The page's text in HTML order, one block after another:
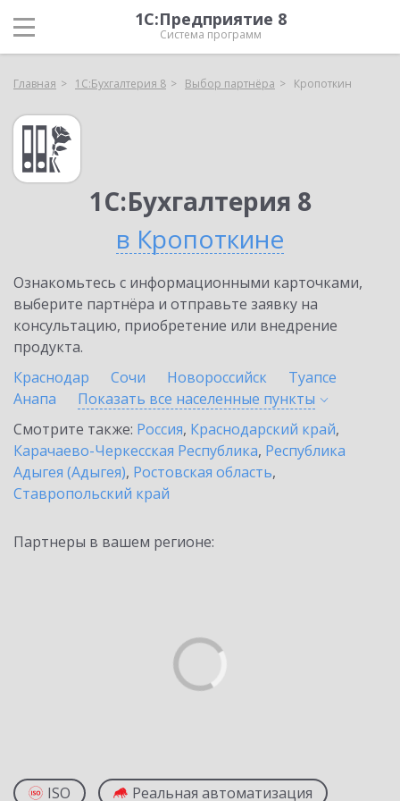
1С:Предприятие 8
Система программ
Главная 1С:Бухгалтерия 8 Выбор партнёра Кропоткин
1С:Бухгалтерия 8
в Кропоткине
Ознакомьтесь с информационными карточками,
выберите партнёра и отправьте заявку на
консультацию, приобретение или внедрение
продукта.
Краснодар
Сочи Новороссийск
Туапсе
Анапа
Показать все населенные пункты
Смотрите также: Россия, Краснодарский край,
Карачаево-Черкесская Республика, Республика
Адыгея (Адыгея), Ростовская область,
Ставропольский край
Партнеры в вашем регионе:
ISO Реальная автоматизация